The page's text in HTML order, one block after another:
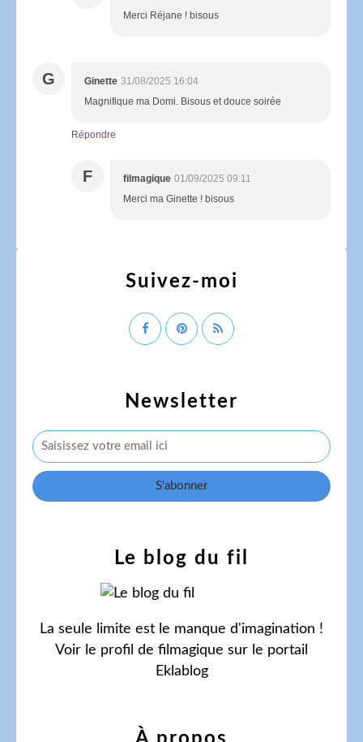
Merci Réjane ! bisous
G Ginette 31/08/2025 16:04
Magnifique ma Domi. Bisous et douce soirée
Répondre
F filmagique 01/09/2025 09:11
Merci ma Ginette ! bisous
Newsletter
Le blog du fil
La seule limite est le manque d'imagination !
Voir le profil de filmagique sur le portail
Eklablog
Suivez-moi